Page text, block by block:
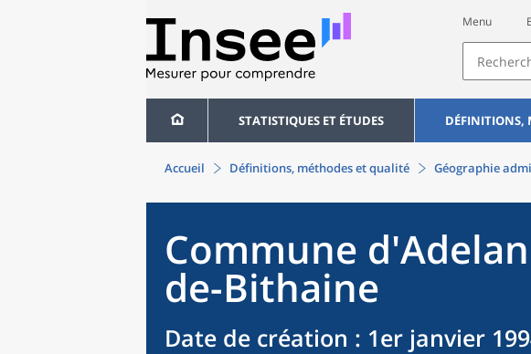
Menu
STATISTIQUES ET ÉTUDES DÉFINITIONS,
Accueil Définitions, méthodes et qualité Géographie
Commune d'
de-Bithaine
Date de création : 1er janvier